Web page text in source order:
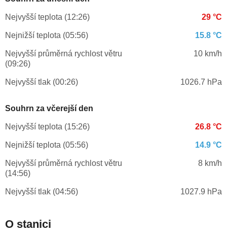
Nejvyšší teplota (12:26) 29 °C
Nejnižší teplota (05:56) 15.8 °C
Nejvyšší průměrná rychlost větru
(09:26)
10 km/h
Nejvyšší tlak (00:26) 1026.7 hPa
Souhrn za včerejší den
Nejvyšší teplota (15:26) 26.8 °C
Nejnižší teplota (05:56) 14.9 °C
Nejvyšší průměrná rychlost větru
(14:56)
8 km/h
Nejvyšší tlak (04:56) 1027.9 hPa
O stanici